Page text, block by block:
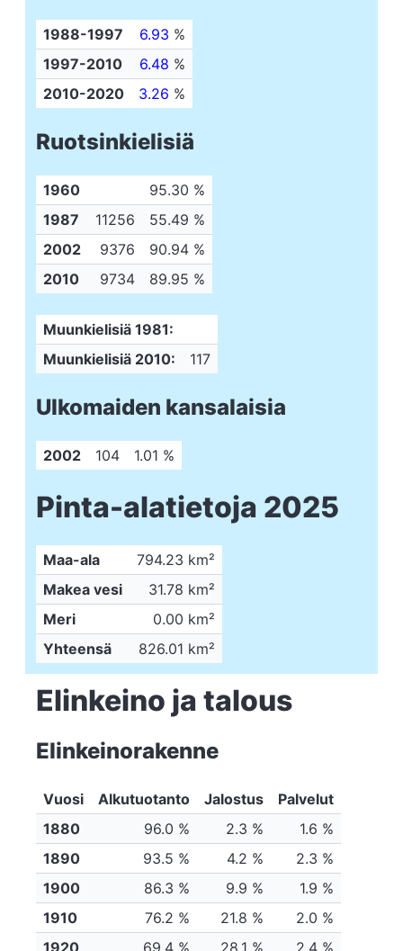
1988-1997 6.93 %
1997-2010
6.48 %
2010-2020
3.26 %
Ruotsinkielisiä
1960
95.30 %
1987
11256
55.49 %
2002
9376
90.94 %
2010
9734 89.95 %
Muunkielisiä 1981:
Muunkielisiä 2010:
117
Ulkomaiden kansalaisia
2002 104 1.01 %
Pinta-alatietoja 2025
Maa-ala
794.23 km²
Makea vesi
31.78 km²
Meri
0.00 km²
Yhteensä
826.01 km²
Elinkeino ja talous
Elinkeinorakenne
Vuosi Alkutuotanto Jalostus
Palvelut
1880
96.0 % 2.3 %
1.6 %
1890
93.5 % 4.2 %
2.3 %
1900
86.3 % 9.9 %
1.9 %
1910
76.2 % 21.8 %
2.0 %
1920
69.4 % 28.1 % 2.4 %